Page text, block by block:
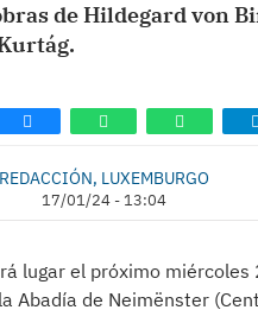
de Hildegard von
REDACCIÓN, LUXEMBURGO
17/01/24 - 13:04
lugar el próximo miércoles
Abadía de Neimënster